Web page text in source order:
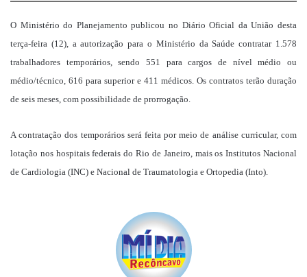
O Ministério do Planejamento publicou no Diário Oficial da União desta
terça-feira (12), a autorização para o Ministério da Saúde contratar 1.578
trabalhadores temporários, sendo 551 para cargos de nível médio ou
médio/técnico, 616 para superior e 411 médicos. Os contratos terão duração
de seis meses, com possibilidade de prorrogação.
A contratação dos temporários será feita por meio de análise curricular, com
lotação nos hospitais federais do Rio de Janeiro, mais os Institutos Nacional
de Cardiologia (INC) e Nacional de Traumatologia e Ortopedia (Into).